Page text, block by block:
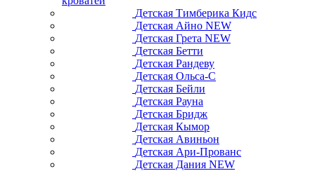
Детская Тимберика Кидс
Детская Айно NEW
Детская Грета NEW
Детская Бетти
Детская Рандеву
Детская Ольса-С
Детская Бейли
Детская Рауна
Детская Бридж
Детская Кымор
Детская Авиньон
Детская Ари-Прованс
Детская Дания NEW